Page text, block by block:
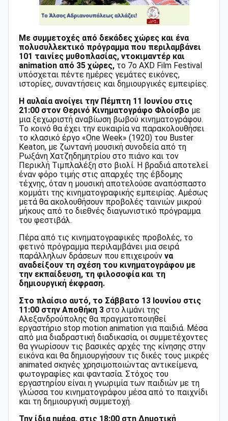
Με συμμετοχές από δεκάδες χώρες και ένα
πολυσυλλεκτικό πρόγραμμα που περιλαμβάνει
101 ταινίες μυθοπλασίας, ντοκιμαντέρ και
animation από 35 χώρες, το 7ο AXD Film Festival
υπόσχεται πέντε ημέρες γεμάτες εικόνες,
ιστορίες, συναντήσεις και δημιουργικές εμπειρίες.
Η αυλαία ανοίγει την Πέμπτη 11 Ιουνίου στις
21:00 στον Θερινό Κινηματογράφο Φλοίσβο με
μια ξεχωριστή αναβίωση βωβού κινηματογράφου.
Το κοινό θα έχει την ευκαιρία να παρακολουθήσει
το κλασικό έργο «One Week» (1920) του Buster
Keaton, με ζωντανή μουσική συνοδεία από τη
Ρωξάνη Χατζηδημητρίου στο πιάνο και τον
Περικλή Τιμπλαλέξη στο βιολί. Η βραδιά αποτελεί
έναν φόρο τιμής στις απαρχές της έβδομης
τέχνης, όταν η μουσική αποτελούσε αναπόσπαστο
κομμάτι της κινηματογραφικής εμπειρίας. Αμέσως
μετά θα ακολουθήσουν προβολές ταινιών μικρού
μήκους από το διεθνές διαγωνιστικό πρόγραμμα
του φεστιβάλ.
Πέρα από τις κινηματογραφικές προβολές, το
φετινό πρόγραμμα περιλαμβάνει μια σειρά
παράλληλων δράσεων που επιχειρούν να
αναδείξουν τη σχέση του κινηματογράφου με
την εκπαίδευση, τη φιλοσοφία και τη
δημιουργική έκφραση.
Στο πλαίσιο αυτό, το Σάββατο 13 Ιουνίου στις
11:00 στην Αποθήκη 3 στο λιμάνι της
Αλεξανδρούπολης θα πραγματοποιηθεί
εργαστήριο stop motion animation για παιδιά. Μέσα
από μια διαδραστική διαδικασία, οι συμμετέχοντες
θα γνωρίσουν τις βασικές αρχές της κίνησης στην
εικόνα και θα δημιουργήσουν τις δικές τους μικρές
animated σκηνές χρησιμοποιώντας αντικείμενα,
φωτογραφίες και φαντασία. Στόχος του
εργαστηρίου είναι η γνωριμία των παιδιών με τη
γλώσσα του κινηματογράφου μέσα από το παιχνίδι
και τη δημιουργική συμμετοχή.
Την ίδια ημέρα, στις 18:00 στη Δημοτική